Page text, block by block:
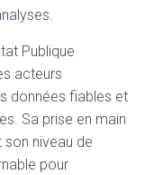
Publique
acteurs
données fiables et
Sa prise en main
niveau de
pour